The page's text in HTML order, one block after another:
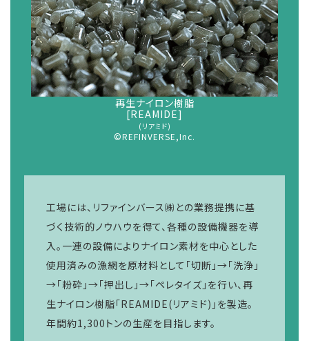
再生ナイロン樹脂
[REAMIDE]
(リアミド)
©REFINVERSE,Inc.
工場には、リファインバース㈱との業務提携に基
づく技術的ノウハウを得て、各種の設備機器を導
入。一連の設備によりナイロン素材を中心とした
使用済みの漁網を原材料として「切断」→「洗浄」
→「粉砕」→「押出し」→「ペレタイズ」を行い、再
生ナイロン樹脂「REAMIDE(リアミド)」を製造。
年間約1,300トンの生産を目指します。